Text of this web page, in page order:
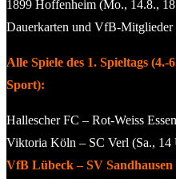
1899 Hoffenheim (Mo., 14.8.,
Dauerkarten und VfB-Mitglieder
Alle Spiele des 1. Spieltags
Sport):
Hallescher FC – Rot-Weiss
Viktoria Köln – SC Verl (Sa., 14
VfB Lübeck – SV Sandhausen